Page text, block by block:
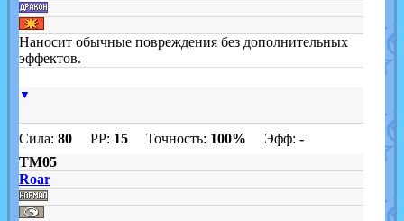
Наносит обычные повреждения без дополнительных
эффектов.
▼
Сила: 80PP: 15Точность: 100% Эфф: -
TM05
Roar